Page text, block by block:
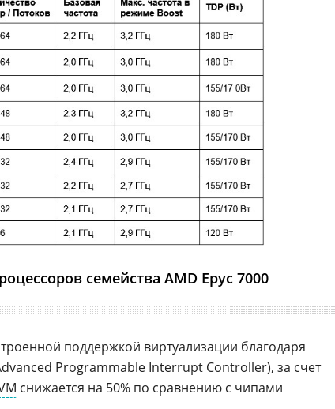
семейства AMD Epyc 7000
поддержкой виртуализации благодаря
Programmable Interrupt Controller), за счет
снижается на 50% по сравнению с чипами